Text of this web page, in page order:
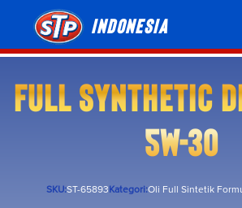
Indonesia
FULL SYNTHETIC
5W-30
SKU:ST-65893Kategori:Oli Full Sintetik